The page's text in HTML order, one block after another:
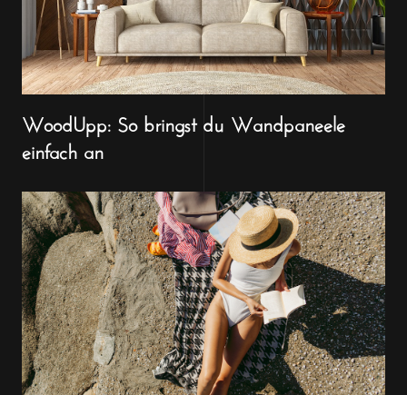
WoodUpp: So bringst du Wandpaneele
einfach an